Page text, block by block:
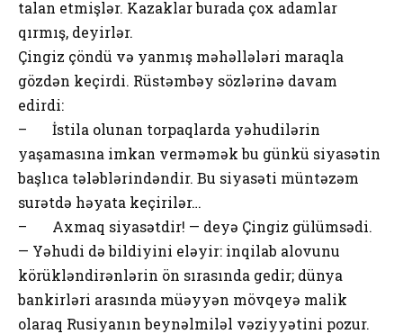
talan etmişlər. Kazaklar burada çox adamlar
qırmış, deyirlər.
Çingiz çöndü və yanmış məhəllələri maraqla
gözdən keçirdi. Rüstəmbəy sözlərinə davam
edirdi:
– İstila olunan torpaqlarda yəhudilərin
yaşamasına imkan verməmək bu günkü siyasətin
başlıca tələblərindəndir. Bu siyasəti müntəzəm
surətdə həyata keçirilər…
– Axmaq siyasətdir! — deyə Çingiz gülümsədi.
— Yəhudi də bildiyini eləyir: inqilab alovunu
körükləndirənlərin ön sırasında gedir; dünya
bankirləri arasında müəyyən mövqeyə malik
olaraq Rusiyanın beynəlmiləl vəziyyətini pozur.